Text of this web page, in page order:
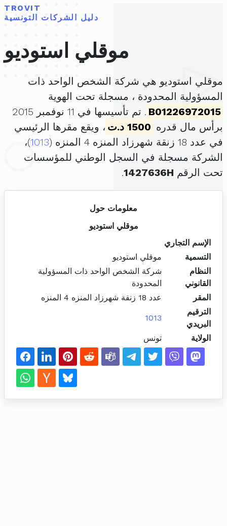
TROVIT
دليل الشركات التونسية
موقلي استوديو
موقلي استوديو هي شركة الشخص الواحد ذات
المسؤولية المحدودة ، مسجلة تحت الهوية
B01226972015
. تم تأسيسها في 11 نوفمبر 2015
برأس مال قدره 1500 د.ت
، ويقع مقرها الرئيسي
في عدد 18 زنقة شهرزاد المنزه 4 المنزه (
1013)،
الشركة مسجلة في السجل الوطني للمؤسسات
تحت الرقم 1427636H
.
معلومات حول
موقلي استوديو
الإسم التجاري
التسمية
موقلي استوديو
النظام
القانوني
شركة الشخص الواحد ذات المسؤولية
المحدودة
المقر
عدد 18 زنقة شهرزاد المنزه 4 المنزه
الترقيم
البريدي
1013
الولاية تونس